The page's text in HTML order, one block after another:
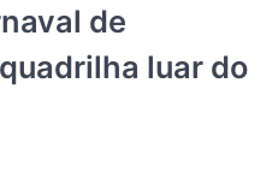
de
luar do